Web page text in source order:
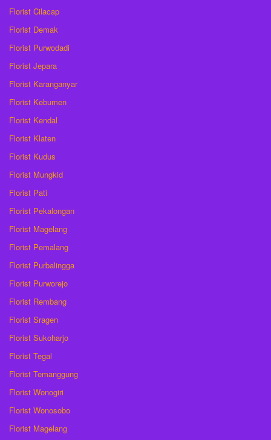
Florist Cilacap
Florist Demak
Florist Purwodadi
Florist Jepara
Florist Karanganyar
Florist Kebumen
Florist Kendal
Florist Klaten
Florist Kudus
Florist Mungkid
Florist Pati
Florist Pekalongan
Florist Magelang
Florist Pemalang
Florist Purbalingga
Florist Purworejo
Florist Rembang
Florist Sragen
Florist Sukoharjo
Florist Tegal
Florist Temanggung
Florist Wonogiri
Florist Wonosobo
Florist Magelang